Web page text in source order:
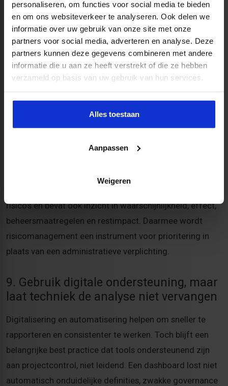
personaliseren, om functies voor social media te bieden
en om ons websiteverkeer te analyseren. Ook delen we
informatie over uw gebruik van onze site met onze
partners voor social media, adverteren en analyse. Deze
partners kunnen deze gegevens combineren met andere
informatie die u aan ze heeft verstrekt of die ze hebben
verzameld op basis van uw gebruik van hun services.
Alles toestaan
Aanpassen
Weigeren
Verwerk de wijziging gecontroleerdin baseline en
rapportage.
8. Maak risicomanagement onderdeel
van de reguliere sturing
rapportages. Alleen dan worden ze gekoppeld aan
risico's en bevat ook inzicht in waarschijnlijkheid, effect,
beheersmaatregelen en restimpact. Daarmee wordt
risicomanagement een instrument voor prioritering in
plaats van een administratieve verplichting.
9. Gebruik digitale ondersteuning, maar
laat techniek de analyse niet vervangen
Digitalisering en automatisering helpen om sneller te
rapporteren en consistenter te werken. Toch blijft een
belangrijke best practice dat tools ondersteunend zijn
aan projectcontrol, niet leidend. Een dashboard lost niet
automatisch onduidelijke definities, zwakke governance